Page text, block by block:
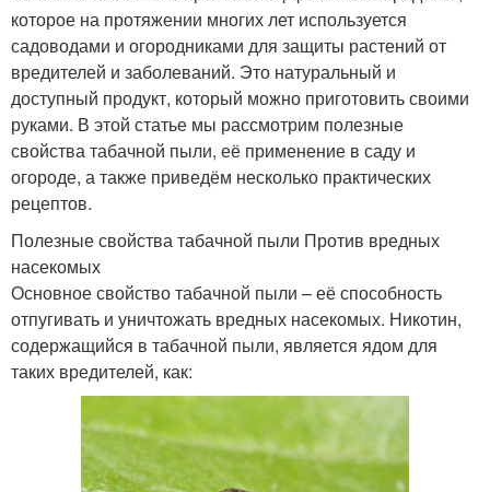
которое на протяжении многих лет используется
садоводами и огородниками для защиты растений от
вредителей и заболеваний. Это натуральный и
доступный продукт, который можно приготовить своими
руками. В этой статье мы рассмотрим полезные
свойства табачной пыли, её применение в саду и
огороде, а также приведём несколько практических
рецептов.
Полезные свойства табачной пыли Против вредных
насекомых
Основное свойство табачной пыли – её способность
отпугивать и уничтожать вредных насекомых. Никотин,
содержащийся в табачной пыли, является ядом для
таких вредителей, как: